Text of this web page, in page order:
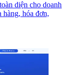
diện cho doanh
hàng, hóa đơn,